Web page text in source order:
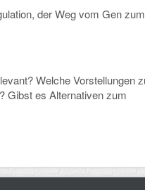
der Weg vom Gen zum
Welche Vorstellungen
Gibst es Alternativen zum